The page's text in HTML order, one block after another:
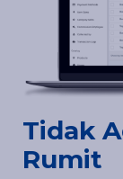
Tidak
Rumit